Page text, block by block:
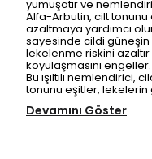
yumuşatır ve
Alfa-Arbutin, cilt
azaltmaya yardımcı
sayesinde cildi güneşin
lekelenme riskini
koyulaşmasını engeller.
Bu ışıltılı
tonunu eşitler, lekelerin
Devamını Göster